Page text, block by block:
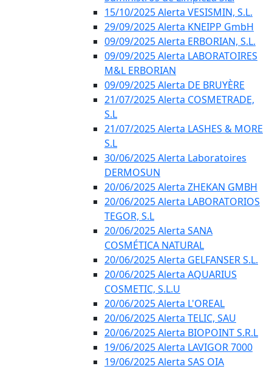
15/10/2025 Alerta VESISMIN, S.L.
29/09/2025 Alerta KNEIPP GmbH
09/09/2025 Alerta ERBORIAN, S.L.
09/09/2025 Alerta LABORATOIRES
M&L ERBORIAN
09/09/2025 Alerta DE BRUYÈRE
21/07/2025 Alerta COSMETRADE,
S.L
21/07/2025 Alerta LASHES & MORE
S.L
30/06/2025 Alerta Laboratoires
DERMOSUN
20/06/2025 Alerta ZHEKAN GMBH
20/06/2025 Alerta LABORATORIOS
TEGOR, S.L
20/06/2025 Alerta SANA
COSMÉTICA NATURAL
20/06/2025 Alerta GELFANSER S.L.
20/06/2025 Alerta AQUARIUS
COSMETIC, S.L.U
20/06/2025 Alerta L'OREAL
20/06/2025 Alerta TELIC, SAU
20/06/2025 Alerta BIOPOINT S.R.L
19/06/2025 Alerta LAVIGOR 7000
19/06/2025 Alerta SAS OIA